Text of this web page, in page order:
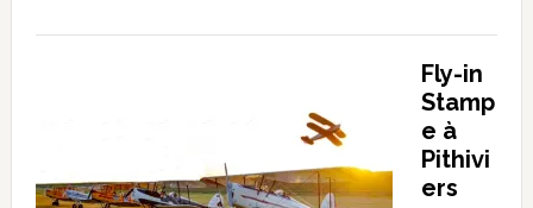
Fly-in
Stamp
e à
Pithivi
ers